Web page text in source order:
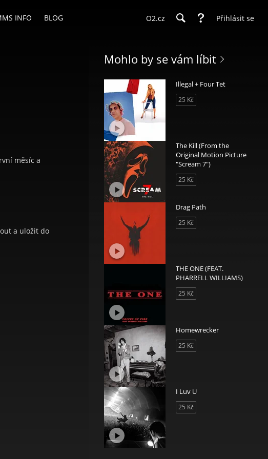
INFO BLOG O2.cz Přihlásit se
měsíc a
a uložit do
Mohlo by se vám líbit
Illegal + Four Tet
25 Kč
The Kill (From the
Original Motion Picture
"Scream 7")
25 Kč
Drag Path
25 Kč
THE ONE (FEAT.
PHARRELL WILLIAMS)
25 Kč
Homewrecker
25 Kč
I Luv U
25 Kč